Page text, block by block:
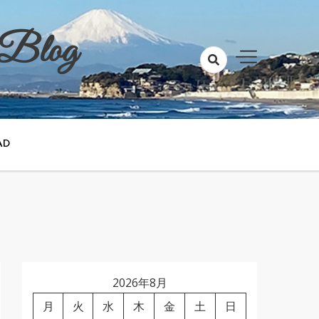
2026年8月
月
火 水 木 金 土 日